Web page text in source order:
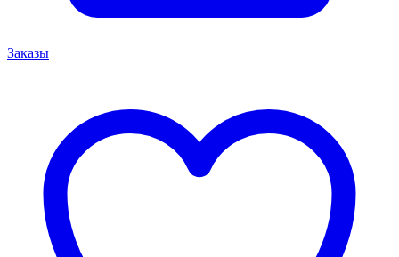
Заказы